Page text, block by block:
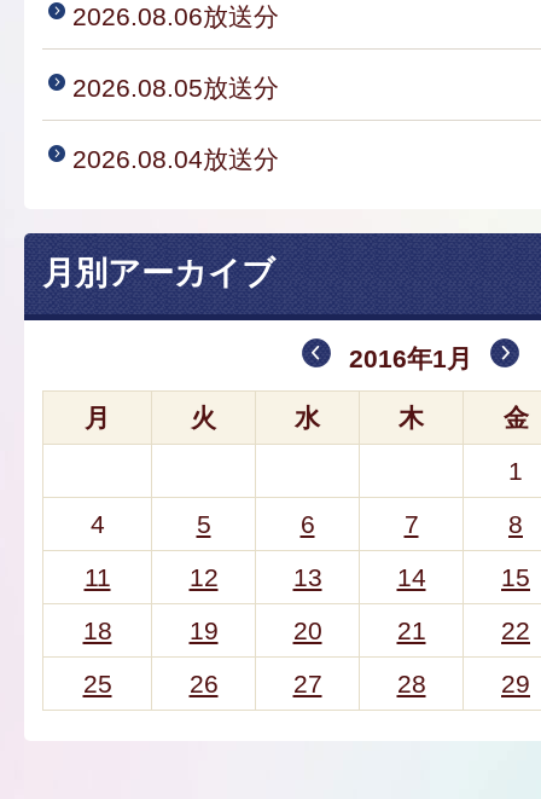
2026.08.06放送分
2026.08.05放送分
2026.08.04放送分
月別アーカイブ
2016年1月
月 火 水 木
金
1
4
5 6 7
8
11
12 13 14
15
18
19 20 21
22
25
26 27 28 29